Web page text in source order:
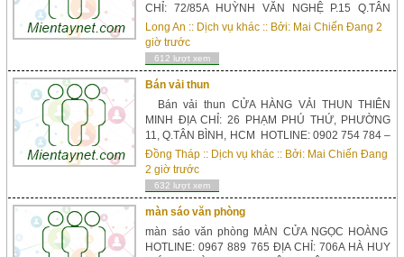
CHỈ: 72/85A HUỲNH VĂN NGHỆ P.15 Q.TÂN
BÌNH EMAIL: sieuthidientuantran@gmail.com
WEBSITE: suachuamaybienap.com CHUYÊN
CUNG CẤP CÁC LOẠI VỎ TỦ ĐIỆN COMPOSITE
Thi công – Lắp đặt – Bảo trì – Sữa chữa Điện
Trung Thế ...
Long An :: Dịch vụ khác :: Bởi: Mai Chiến Đang 2
giờ trước
612 lượt xem
Bán vải thun
Bán vải thun CỬA HÀNG VẢI THUN THIÊN
MINH ĐỊA CHỈ: 26 PHẠM PHÚ THỨ, PHƯỜNG
11, Q.TÂN BÌNH, HCM HOTLINE: 0902 754 784 –
0902 696 038 – 0932 624 784
WEBSITE: http://vaithunthienminh.com/ Vải Thun
Thiên Minh xin chân thành cảm ơn sự quan tâm
và tín nhiệm của Quí Kh...
Đồng Tháp :: Dịch vụ khác :: Bởi: Mai Chiến Đang
2 giờ trước
632 lượt xem
màn sáo văn phòng
màn sáo văn phòng MÀN CỬA NGỌC HOÀNG
HOTLINE: 0967 889 765 ĐỊA CHỈ: 706A HÀ HUY